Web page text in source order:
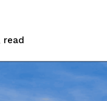
read